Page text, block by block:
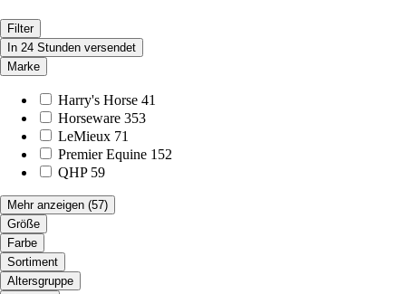
Filter
In 24 Stunden versendet
Marke
Harry's Horse 41
Horseware 353
LeMieux 71
Premier Equine 152
QHP 59
Mehr anzeigen (57)
Größe
Farbe
Sortiment
Altersgruppe